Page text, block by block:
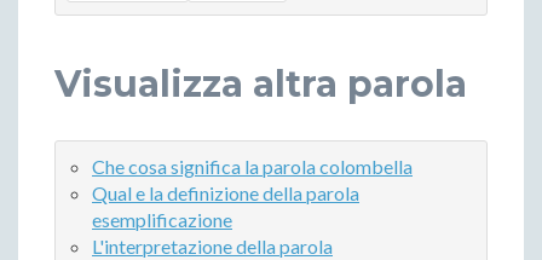
Visualizza altra parola
Che cosa significa la parola colombella
Qual e la definizione della parola
esemplificazione
L'interpretazione della parola